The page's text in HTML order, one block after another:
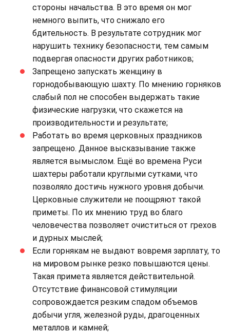
стороны начальства. В это время он мог
немного выпить, что снижало его
бдительность. В результате сотрудник мог
нарушить технику безопасности, тем самым
подвергая опасности других работников;
Запрещено запускать женщину в
горнодобывающую шахту. По мнению горняков
слабый пол не способен выдержать такие
физические нагрузки, что скажется на
производительности и результате;
Работать во время церковных праздников
запрещено. Данное высказывание также
является вымыслом. Ещё во времена Руси
шахтеры работали круглыми сутками, что
позволяло достичь нужного уровня добычи.
Церковные служители не поощряют такой
приметы. По их мнению труд во благо
человечества позволяет очиститься от грехов
и дурных мыслей;
Если горнякам не выдают вовремя зарплату, то
на мировом рынке резко повышаются цены.
Такая примета является действительной.
Отсутствие финансовой стимуляции
сопровождается резким спадом объемов
добычи угля, железной руды, драгоценных
металлов и камней;